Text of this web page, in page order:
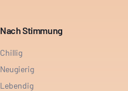
Nach Stimmung
Chillig
Neugierig
Lebendig